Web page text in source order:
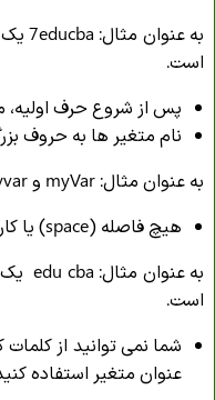
است.
پس از شروع حرف اولیه،
نام متغیر ها به
به عنوان مثال: myVar و myvar دو متغیر متفاوت هستند.
هیچ فاصله (space) یا کارکتر خاصی مجاز نیست.
است.
شما نمی توانید از کلمات
عنوان متغیر استفاده